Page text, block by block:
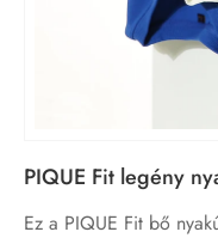
PIQUE Fit legény
Ez a PIQUE Fit bő